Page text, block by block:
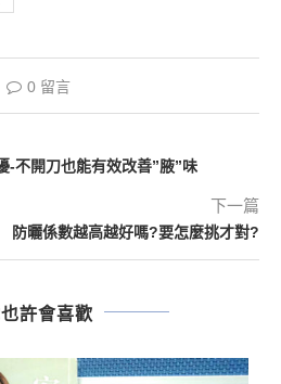
0 留言
-不開刀也能有效改善”腋”味
下一篇
防曬係數越高越好嗎?要怎麼挑才對?
許會喜歡